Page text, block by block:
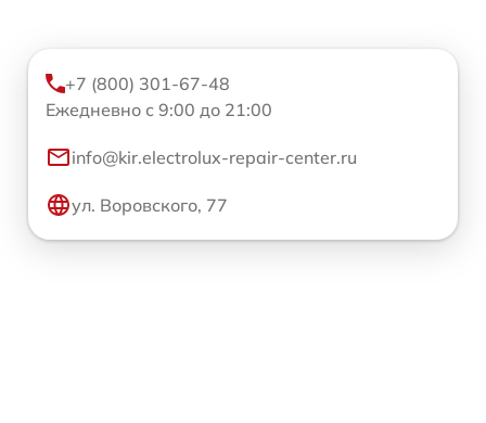
+7 (800) 301-67-48
Ежедневно с 9:00 до 21:00
info@kir.electrolux-repair-center.ru
ул. Воровского, 77